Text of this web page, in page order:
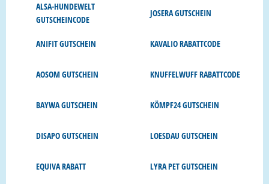
ALSA-HUNDEWELT
GUTSCHEINCODE
ANIFIT GUTSCHEIN
AOSOM GUTSCHEIN
BAYWA GUTSCHEIN
DISAPO GUTSCHEIN
EQUIVA RABATT
JOSERA GUTSCHEIN
KAVALIO RABATTCODE
KNUFFELWUFF RABATTCODE
KÖMPF24 GUTSCHEIN
LOESDAU GUTSCHEIN
LYRA PET GUTSCHEIN